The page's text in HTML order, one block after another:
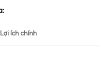
Lợi ích chính